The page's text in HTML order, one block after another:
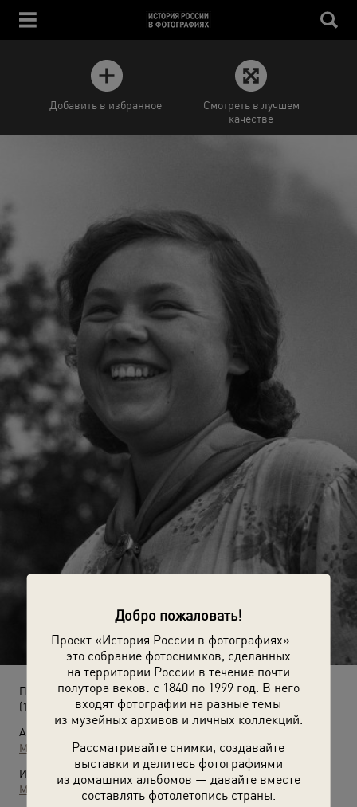
Добро пожаловать!
Проект «История России в фотографиях» —
это собрание фотоснимков, сделанных
на территории России в течение почти
полутора веков: с 1840 по 1999 год. В него
входят фотографии на разные темы
из музейных архивов и личных коллекций.
Рассматривайте снимки, создавайте
выставки и делитесь фотографиями
из домашних альбомов — давайте вместе
составлять фотолетопись страны.
Добавить в избранное
Смотреть в лучшем
качестве
Пионервожатая
(1940 год)
Автор:
Михаил Прехнер
Источники:
МАММ / МДФ